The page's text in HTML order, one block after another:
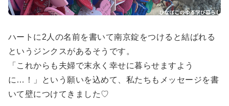
ハートに2人の名前を書いて南京錠をつけると結ばれる
というジンクスがあるそうです。
「これからも夫婦で末永く幸せに暮らせますよう
に…！」という願いを込めて、私たちもメッセージを書
いて壁につけてきました♡